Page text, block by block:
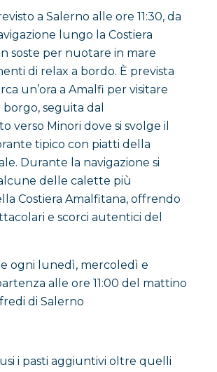
il tour in barca con skipper, il
di ormeggio e il pranzo in
Minori. Non sono inclusi eventuali
a siti turistici e l’assicurazione
su richiesta in fase di
e coinvolgente per vivere la
dal mare, tra paesaggi naturali,
autentici.
a Salerno alle ore 11:30, da
lungo la Costiera
soste per nuotare in mare
di relax a bordo. È prevista
un’ora a Amalfi per visitare
seguita dal
verso Minori dove si svolge il
tipico con piatti della
Durante la navigazione si
delle calette più
Costiera Amalfitana, offrendo
e scorci autentici del
ogni lunedì, mercoledì e
alle ore 11:00 del mattino
di Salerno
i pasti aggiuntivi oltre quelli